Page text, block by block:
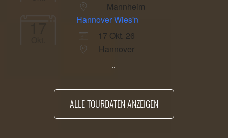
Mannheim
17
Hannover Wies'n
17 Okt. 26
Hannover
...
ALLE TOURDATEN ANZEIGEN